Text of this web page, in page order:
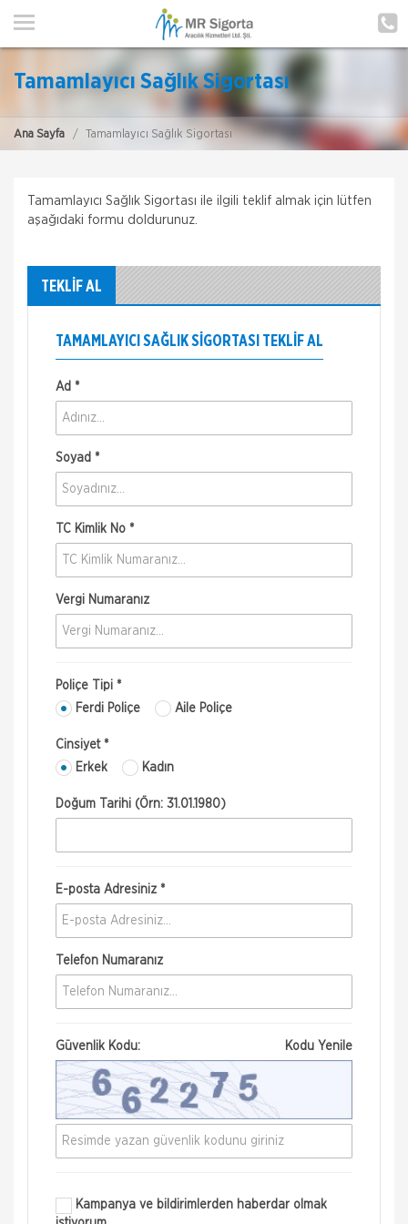
ANA SAYFA
POLIÇE HATIRLAT
TEKLİF AL
Tamamlayıcı Sağlık Sigortası
Ana Sayfa Tamamlayıcı Sağlık Sigortası
Tamamlayıcı Sağlık Sigortası ile ilgili teklif almak için lütfen
aşağıdaki formu doldurunuz.
TEKLİF AL
TAMAMLAYICI SAĞLIK SIGORTASI TEKLIF AL
Ad *
Soyad *
TC Kimlik No *
Vergi Numaranız
Poliçe Tipi *
Ferdi Poliçe
Aile Poliçe
Cinsiyet *
Erkek
Kadın
Doğum Tarihi (Örn: 31.01.1980)
E-posta Adresiniz *
Telefon Numaranız
Güvenlik Kodu: Kodu Yenile
Kampanya ve bildirimlerden haberdar olmak